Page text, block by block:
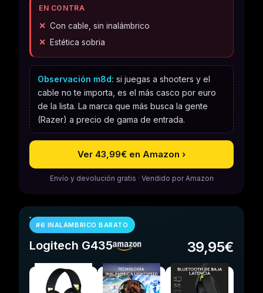
EN CONTRA
Con cable, sin inalámbrico
Estética sobria
Observación m8d: si juegas a shooters y el
cable no te importa, es el más casco por euro
de la lista. La marca que más busca la gente
(Razer) a precio de gama de entrada.
Ver 43,99€ en Amazon ›
Envío y devolución gratis · Vendido por Amazon
#6 INALÁMBRICO BARATO
Logitech G435 39,95€